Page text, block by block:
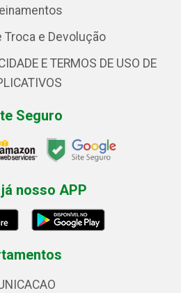
Troca e Devolução
E TERMOS DE USO DE
Seguro
já nosso APP